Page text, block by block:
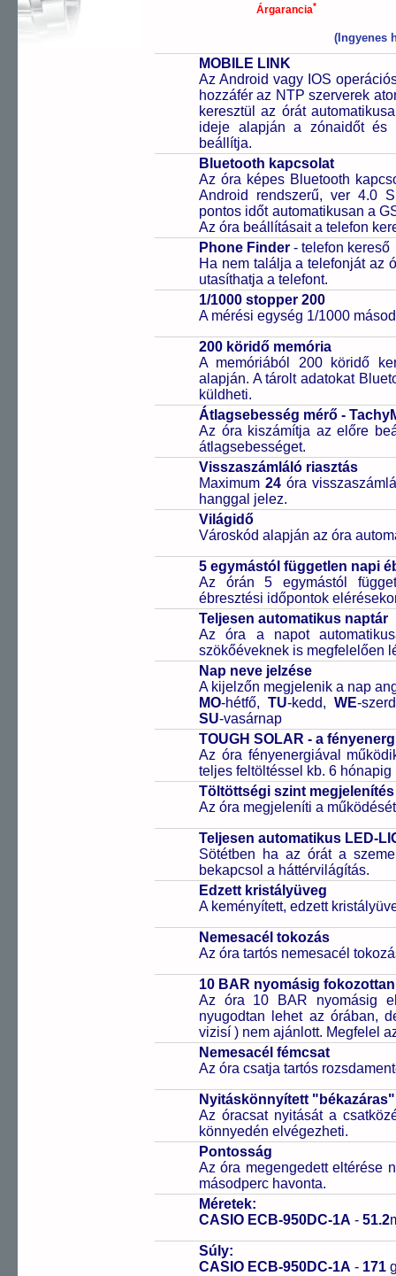
Árgarancia*
(Ingyenes
MOBILE LINK
Az Android vagy IOS
hozzáfér az NTP szerverek
keresztül az órát
ideje alapján a zónaidőt és
beállítja.
Bluetooth kapcsolat
Az óra képes Bluetooth
Android rendszerű, ver 4.0
pontos időt automatikusan a
Az óra beállításait a telefon
Phone Finder - telefon kereső
Ha nem találja a telefonját az
utasíthatja a telefont.
1/1000 stopper 200
A mérési egység 1/1000
200 köridő memória
A memóriából 200 köridő
alapján. A tárolt adatokat
küldheti.
Átlagsebesség mérő -
Az óra kiszámítja az előre
átlagsebességet.
Visszaszámláló riasztás
Maximum24 óra
hanggal jelez.
Világidő
Városkód alapján az óra
5 egymástól független napi
Az órán 5 egymástól
ébresztési időpontok
Teljesen automatikus naptár
Az óra a napot
szökőéveknek is megfelelően
Nap neve jelzése
A kijelzőn megjelenik a nap
MO-hétfő,TU-kedd,WE-
SU-vasárnap
TOUGH SOLAR - a
Az óra fényenergiával
teljes feltöltéssel kb. 6
Töltöttségi szint megjelenítés
Az óra megjeleníti a
Teljesen automatikus LED-
Sötétben ha az órát a
bekapcsol a háttérvilágítás.
Edzett kristályüveg
A keményített, edzett
Nemesacél tokozás
Az óra tartós nemesacél
10 BAR nyomásig
Az óra 10 BAR nyomásig
nyugodtan lehet az órában,
vizisí ) nem ajánlott. Megfelel
Nemesacél fémcsat
Az óra csatja tartós
Nyitáskönnyített
Az óracsat nyitását a
könnyedén elvégezheti.
Pontosság
Az óra megengedett eltérése
másodperc havonta.
Méretek:
CASIO ECB-950DC-1A - 51.2
Súly:
CASIO ECB-950DC-1A - 171